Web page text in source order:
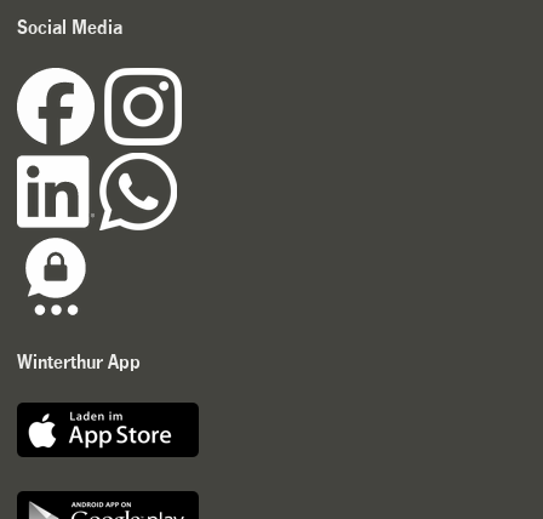
Social Media
Winterthur App